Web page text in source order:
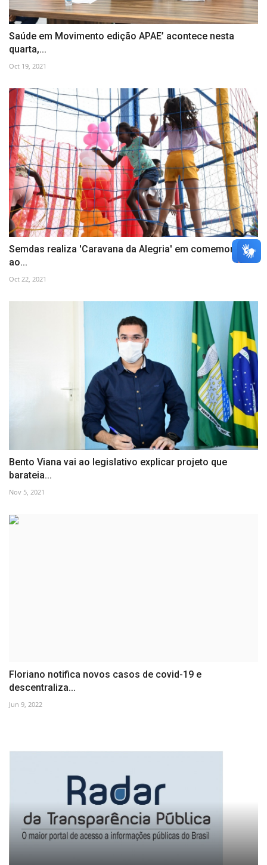
Saúde em Movimento edição APAE’ acontece nesta
quarta,...
Oct 19, 2021
Semdas realiza 'Caravana da Alegria' em comemoração
ao...
Oct 22, 2021
Bento Viana vai ao legislativo explicar projeto que
barateia...
Nov 5, 2021
Floriano notifica novos casos de covid-19 e
descentraliza...
Jun 9, 2022